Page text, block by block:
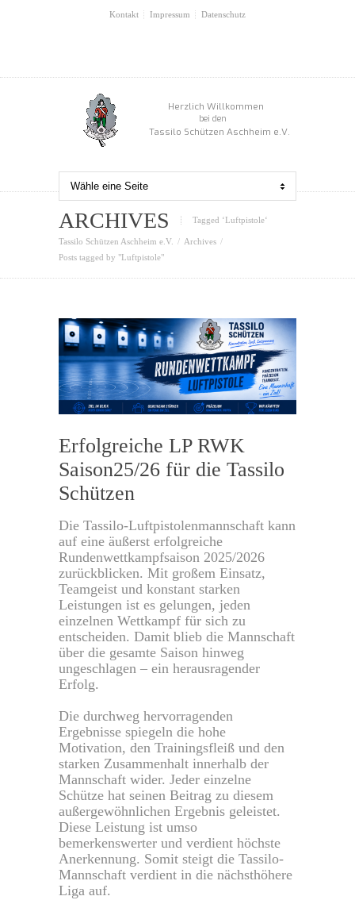
Kontakt Impressum Datenschutz
Herzlich Willkommen
bei den
Tassilo Schützen Aschheim e.V.
ARCHIVES Tagged ‘Luftpistole‘
Tassilo Schützen Aschheim e.V.
Archives
Posts tagged by "Luftpistole"
Erfolgreiche LP RWK
Saison25/26 für die Tassilo
Schützen
Die Tassilo-Luftpistolenmannschaft kann
auf eine äußerst erfolgreiche
Rundenwettkampfsaison 2025/2026
zurückblicken. Mit großem Einsatz,
Teamgeist und konstant starken
Leistungen ist es gelungen, jeden
einzelnen Wettkampf für sich zu
entscheiden. Damit blieb die Mannschaft
über die gesamte Saison hinweg
ungeschlagen – ein herausragender
Erfolg.
Die durchweg hervorragenden
Ergebnisse spiegeln die hohe
Motivation, den Trainingsfleiß und den
starken Zusammenhalt innerhalb der
Mannschaft wider. Jeder einzelne
Schütze hat seinen Beitrag zu diesem
außergewöhnlichen Ergebnis geleistet.
Diese Leistung ist umso
bemerkenswerter und verdient höchste
Anerkennung. Somit steigt die Tassilo-
Mannschaft verdient in die nächsthöhere
Liga auf.